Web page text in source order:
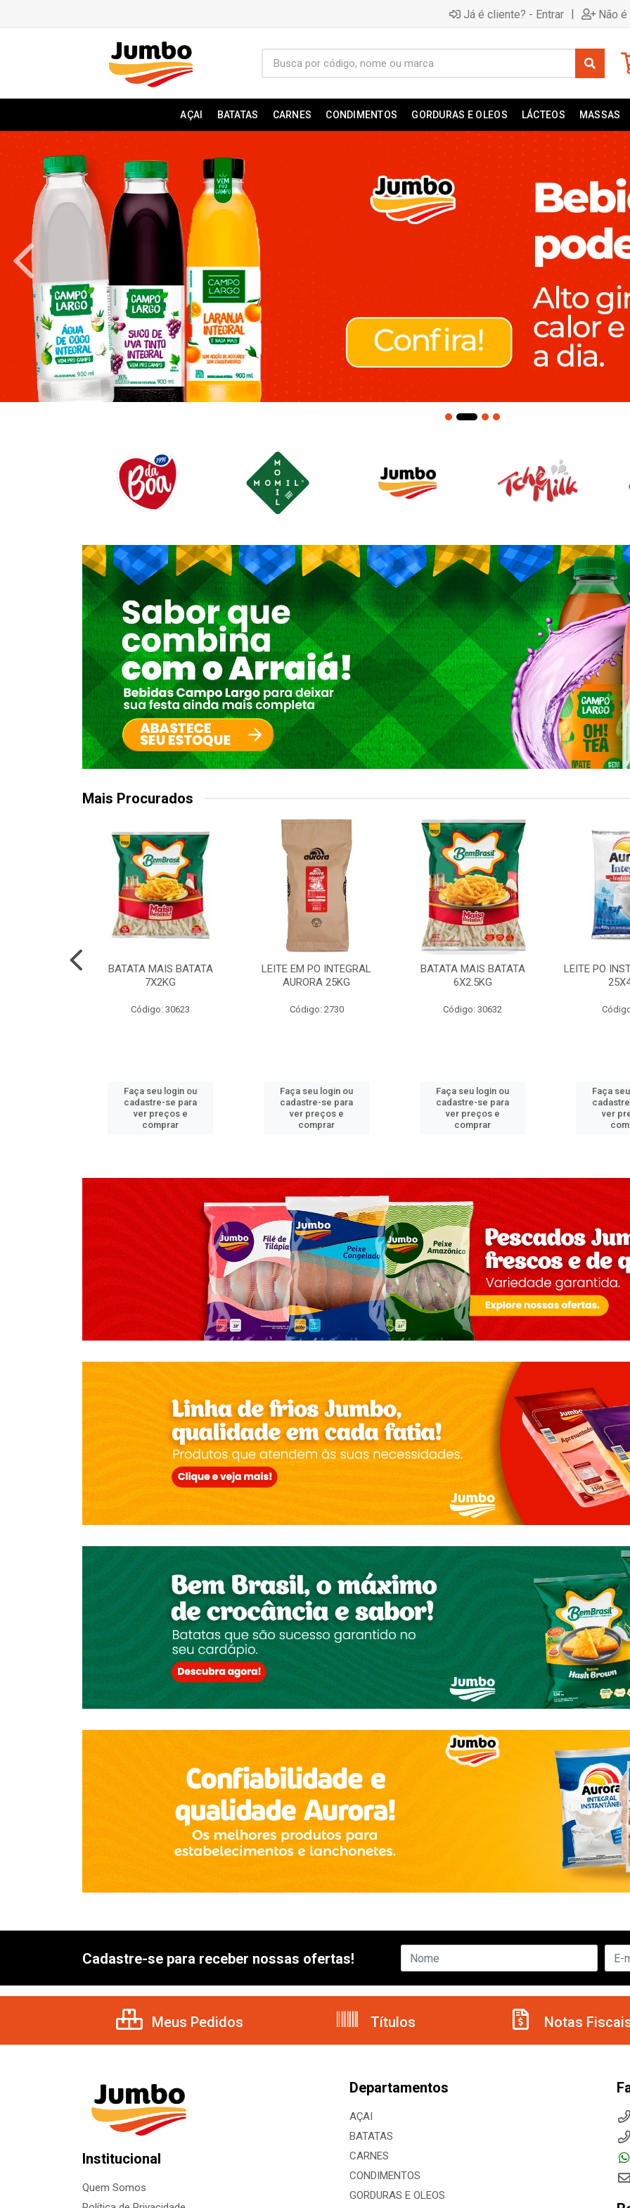
Já é cliente? - Entrar | Não
AÇAI BATATAS CARNES CONDIMENTOS GORDURAS E OLEOS LÁCTEOS MASSAS
Mais Procurados
BATATA MAIS BATATA
7X2KG
Código: 30623
Faça seu login ou
cadastre-se para
ver preços e
comprar
LEITE EM PO INTEGRAL
AURORA 25KG
Código: 2730
Faça seu login ou
cadastre-se para
ver preços e
comprar
BATATA MAIS BATATA
6X2.5KG
Código: 30632
Faça seu login ou
cadastre-se para
ver preços e
comprar
LEITE PO
Faça
ver
Cadastre-se para receber nossas ofertas!
Meus Pedidos Títulos Notas
Institucional
Quem Somos
Departamentos
AÇAI
BATATAS
CARNES
CONDIMENTOS
GORDURAS E OLEOS